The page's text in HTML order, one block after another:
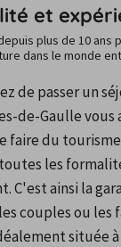
et
plus de 10 ans
dans le monde
de passer un
de-Gaulle
faire du
les
C'est ainsi la
couples ou les
située